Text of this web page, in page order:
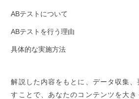
ABテストについて
ABテストを行う理由
具体的な実施方法
解説した内容をもとに、データ収集、
すことで、あなたのコンテンツを大き